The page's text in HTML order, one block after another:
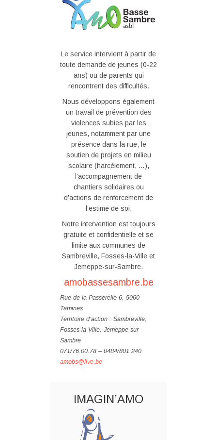
Le service intervient à partir de
toute demande de jeunes (0-22
ans) ou de parents qui
rencontrent des difficultés.
Nous développons également
un travail de prévention des
violences subies par les
jeunes, notamment par une
présence dans la rue, le
soutien de projets en milieu
scolaire (harcèlement, …),
l’accompagnement de
chantiers solidaires ou
d’actions de renforcement de
l’estime de soi.
Notre intervention est toujours
gratuite et confidentielle et se
limite aux communes de
Sambreville, Fosses-la-Ville et
Jemeppe-sur-Sambre.
amobassesambre.be
Rue de la Passerelle 6, 5060
Tamines
Territoire d’action : Sambreville,
Fosses-la-Ville, Jemeppe-sur-
Sambre
071/76.00.78 – 0484/801.240
amobs@live.be
IMAGIN’AMO